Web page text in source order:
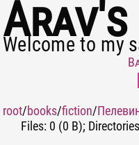
Welcome to my
root/books/fiction/
Files: 0 (0 B);